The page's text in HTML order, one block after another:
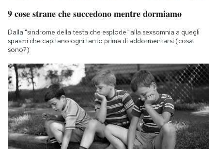
9 cose strane che succedono mentre dormiamo
Dalla "sindrome della testa che esplode" alla sexsomnia a quegli
spasmi che capitano ogni tanto prima di addormentarsi (cosa
sono?)